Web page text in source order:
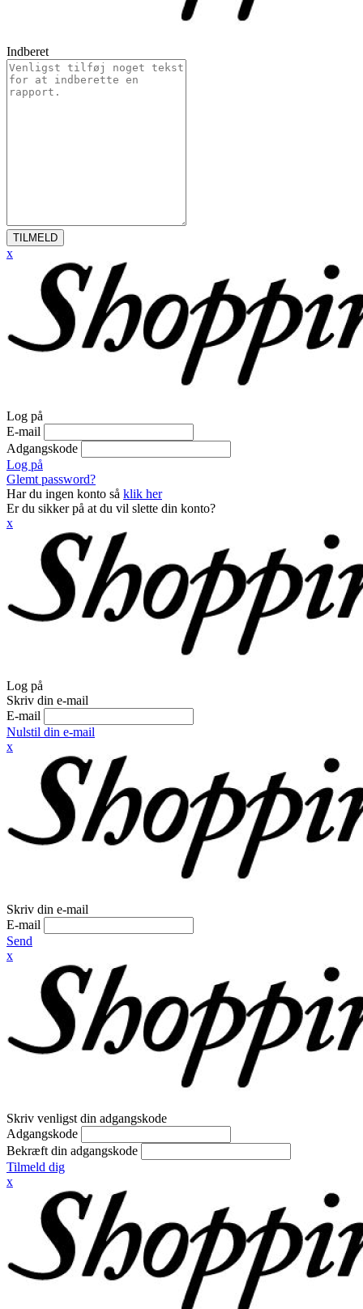
Indberet
TILMELD
x
Log på
E-mail
Adgangskode
Log på
Glemt password?
Har du ingen konto så klik her
Er du sikker på at du vil slette din konto?
x
Log på
Skriv din e-mail
E-mail
Nulstil din e-mail
x
Skriv din e-mail
E-mail
Send
x
Skriv venligst din adgangskode
Adgangskode
Bekræft din adgangskode
Tilmeld dig
x